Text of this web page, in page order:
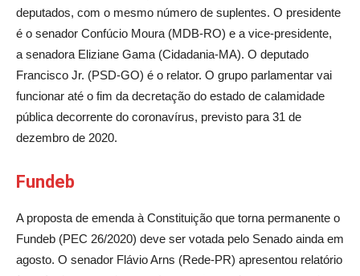
deputados, com o mesmo número de suplentes. O presidente
é o senador Confúcio Moura (MDB-RO) e a vice-presidente,
a senadora Eliziane Gama (Cidadania-MA). O deputado
Francisco Jr. (PSD-GO) é o relator. O grupo parlamentar vai
funcionar até o fim da decretação do estado de calamidade
pública decorrente do coronavírus, previsto para 31 de
dezembro de 2020.
Fundeb
A proposta de emenda à Constituição que torna permanente o
Fundeb (PEC 26/2020) deve ser votada pelo Senado ainda em
agosto. O senador Flávio Arns (Rede-PR) apresentou relatório